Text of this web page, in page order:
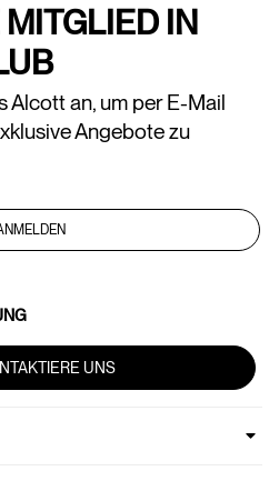
IN
Alcott an, um per E-Mail
Angebote zu
UNS